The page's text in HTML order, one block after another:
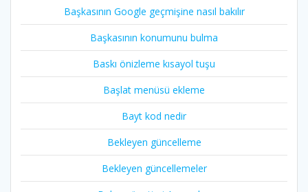
Başkasının Google geçmişine nasıl bakılır
Başkasının konumunu bulma
Baskı önizleme kısayol tuşu
Başlat menüsü ekleme
Bayt kod nedir
Bekleyen güncelleme
Bekleyen güncellemeler